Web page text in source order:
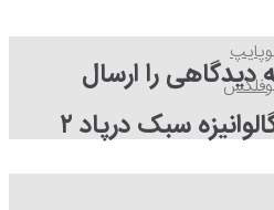
دیدگاهی را ارسال
می کنید برای “لوله گالوانیزه سبک درپاد ۲